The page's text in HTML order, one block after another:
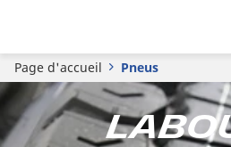
Page d'accueil Pneus